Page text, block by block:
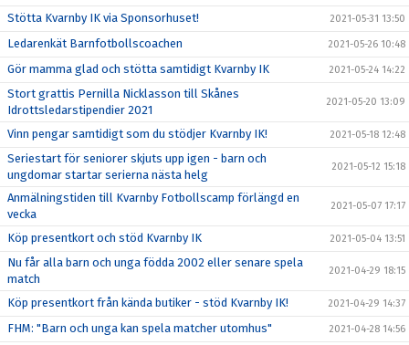
Stötta Kvarnby IK via Sponsorhuset! 2021-05-31 13:50
Ledarenkät Barnfotbollscoachen 2021-05-26 10:48
Gör mamma glad och stötta samtidigt Kvarnby IK 2021-05-24 14:22
Stort grattis Pernilla Nicklasson till Skånes
Idrottsledarstipendier 2021
2021-05-20 13:09
Vinn pengar samtidigt som du stödjer Kvarnby IK! 2021-05-18 12:48
Seriestart för seniorer skjuts upp igen - barn och
ungdomar startar serierna nästa helg
2021-05-12 15:18
Anmälningstiden till Kvarnby Fotbollscamp förlängd en
vecka
2021-05-07 17:17
Köp presentkort och stöd Kvarnby IK 2021-05-04 13:51
Nu får alla barn och unga födda 2002 eller senare spela
match
2021-04-29 18:15
Köp presentkort från kända butiker - stöd Kvarnby IK! 2021-04-29 14:37
FHM: "Barn och unga kan spela matcher utomhus" 2021-04-28 14:56